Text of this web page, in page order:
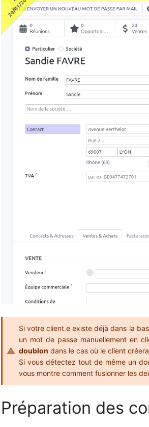
Si votre client.e existe déjà dans la
un mot de passe manuellement en
doublon dans le cas où le client
Si vous détectez tout de même un
vous montre comment fusionner les
Préparation des